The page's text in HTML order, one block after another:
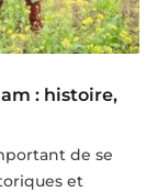
: histoire,
de se
et